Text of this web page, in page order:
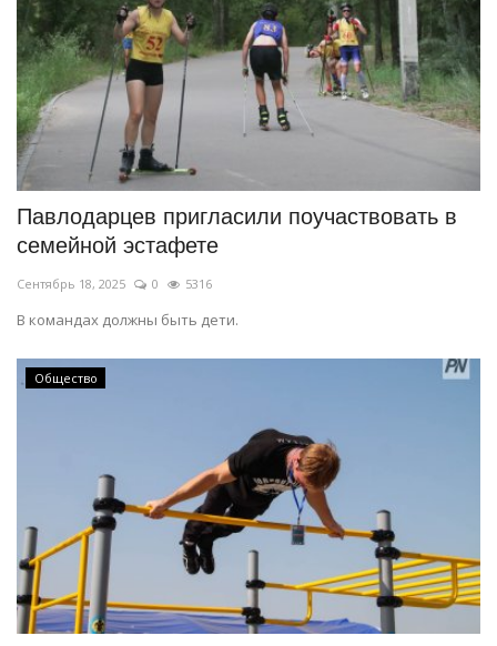
Павлодарцев пригласили поучаствовать в
семейной эстафете
Сентябрь 18, 2025 0 5316
В командах должны быть дети.
Общество